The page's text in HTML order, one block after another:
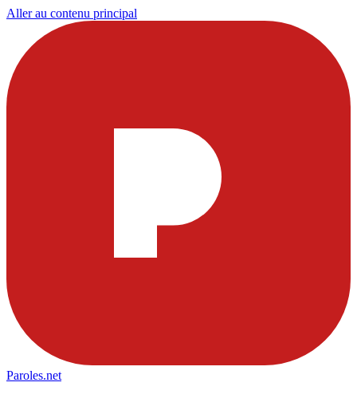
Aller au contenu principal
Paroles.net